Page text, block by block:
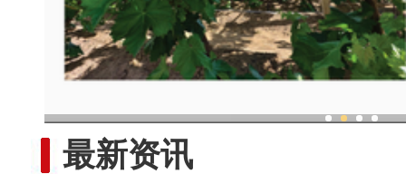
团葡萄种植效率
最新资讯